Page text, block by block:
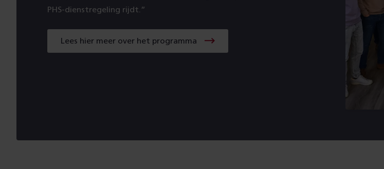
PHS-dienstregeling rijdt.”
Lees hier meer over het programma
Lees
hier